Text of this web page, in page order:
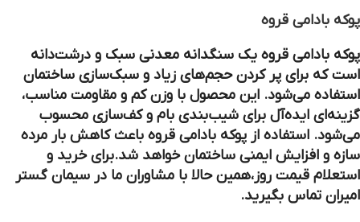
پوکه بادامی قروه
پوکه بادامی قروه یک سنگدانه معدنی سبک و درشت‌دانه
است که برای پر کردن حجم‌های زیاد و سبک‌سازی ساختمان
استفاده می‌شود. این محصول با وزن کم و مقاومت مناسب،
گزینه‌ای ایده‌آل برای شیب‌بندی بام و کف‌سازی محسوب
می‌شود. استفاده از پوکه بادامی قروه باعث کاهش بار مرده
سازه و افزایش ایمنی ساختمان خواهد شد.برای خرید و
استعلام قیمت روز،همین حالا با مشاوران ما در سیمان گستر
امیران تماس بگیرید.